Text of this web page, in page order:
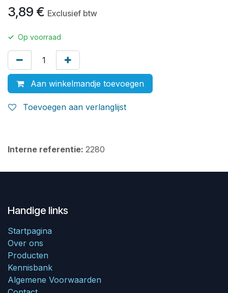
3,89 € Exclusief btw
✓ Op voorraad
Aan winkelmandje toevoegen
Toevoegen aan verlanglijst
Interne referentie: 2280
Handige links
Startpagina
Over ons
Producten
Kennisbank
Algemene Voorwaarden